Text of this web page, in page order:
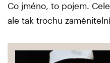
Co jméno, to pojem.
ale tak trochu